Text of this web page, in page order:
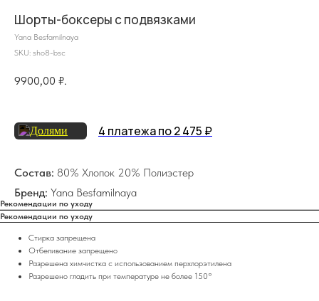
Шорты-боксеры с подвязками
Yana Besfamilnaya
SKU: sho8-bsc
9900,00 ₽.
4 платежа по 2 475 ₽
Состав: 80% Хлопок 20% Полиэстер
Бренд: Yana Besfamilnaya
Рекомендации по уходу
Рекомендации по уходу
Стирка запрещена
Отбеливание запрещено
Разрешена химчистка с использованием перхлорэтилена
Разрешено гладить при температуре не более 150°
Разделы сайта
Все товары
на главную
info@frwl.store